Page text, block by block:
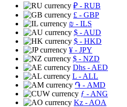
₽ - RUB
£ - GBP
₪ - ILS
$ - AUD
$ - HKD
¥ - JPY
$ - NZD
Dhs - AED
L - ALL
֏ - AMD
ƒ - ANG
Kz - AOA